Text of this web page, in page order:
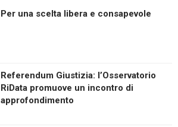
Per una scelta libera e consapevole
Referendum Giustizia: l’Osservatorio
RiData promuove un incontro di
approfondimento